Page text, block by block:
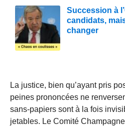
Succession à
candidats,
changer
La justice, bien qu’ayant pris
peines prononcées ne
sans-papiers sont à la fois
jetables. Le Comité